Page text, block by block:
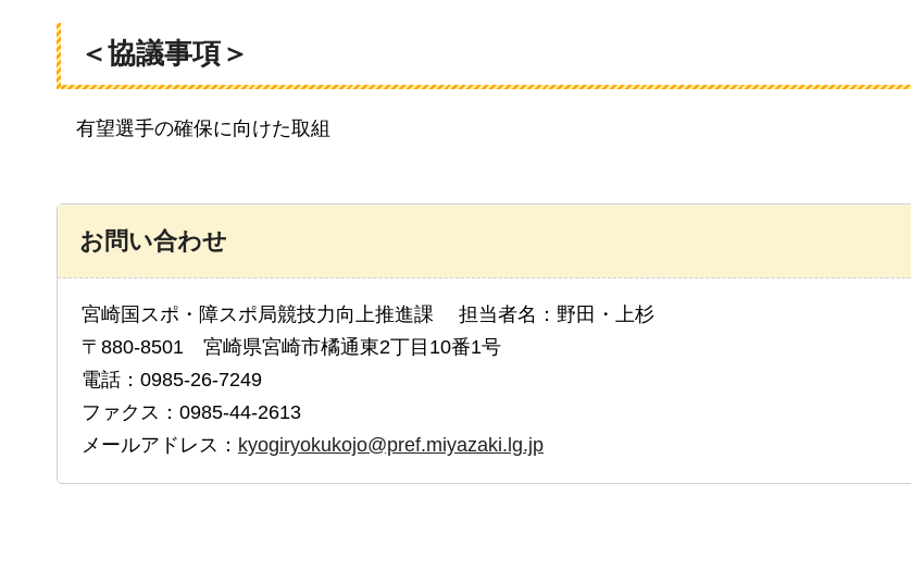
＜協議事項＞
有望選手の確保に向けた取組
お問い合わせ
宮崎国スポ・障スポ局競技力向上推進課 担当者名：野田・上杉
〒880-8501 宮崎県宮崎市橘通東2丁目10番1号
電話：0985-26-7249
ファクス：0985-44-2613
メールアドレス： kyogiryokukojo@pref.miyazaki.lg.jp